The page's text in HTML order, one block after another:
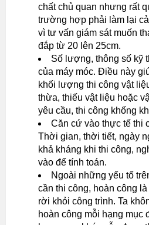
chất chủ quan nhưng rất
trường hợp phải làm lại
vì tư vấn giám sát muốn
đắp từ 20 lên 25cm.
Số lượng, thông số kỹ
của máy móc. Điều này
khối lượng thi công vật
thừa, thiếu vật liệu hoặc
yêu cầu, thi công khống
Căn cứ vào thực tế thi
Thời gian, thời tiết, ngày
khả kháng khi thi công,
vào để tính toán.
Ngoài những yếu tố
cần thi công, hoàn công
rời khỏi công trình. Ta
hoàn công mỗi hạng mục